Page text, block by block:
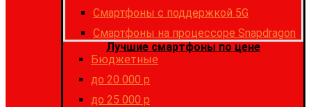
Cмартфоны с поддержкой 5G
Смартфоны на процессоре Snapdragon
Лучшие смартфоны по цене
Бюджетные
до 20 000 р
до 25 000 р